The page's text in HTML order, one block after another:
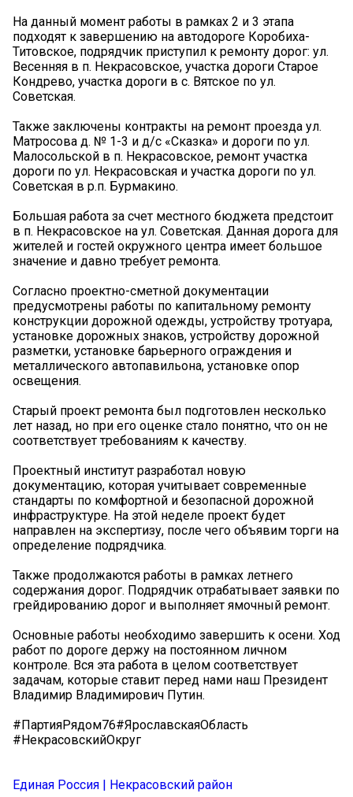
На данный момент работы в рамках 2 и 3 этапа
подходят к завершению на автодороге Коробиха-
Титовское, подрядчик приступил к ремонту дорог: ул.
Весенняя в п. Некрасовское, участка дороги Старое
Кондрево, участка дороги в с. Вятское по ул.
Советская.
Также заключены контракты на ремонт проезда ул.
Матросова д. № 1-3 и д/с «Сказка» и дороги по ул.
Малосольской в п. Некрасовское, ремонт участка
дороги по ул. Некрасовская и участка дороги по ул.
Советская в р.п. Бурмакино.
Большая работа за счет местного бюджета предстоит
в п. Некрасовское на ул. Советская. Данная дорога для
жителей и гостей окружного центра имеет большое
значение и давно требует ремонта.
Согласно проектно-сметной документации
предусмотрены работы по капитальному ремонту
конструкции дорожной одежды, устройству тротуара,
установке дорожных знаков, устройству дорожной
разметки, установке барьерного ограждения и
металлического автопавильона, установке опор
освещения.
Старый проект ремонта был подготовлен несколько
лет назад, но при его оценке стало понятно, что он не
соответствует требованиям к качеству.
Проектный институт разработал новую
документацию, которая учитывает современные
стандарты по комфортной и безопасной дорожной
инфраструктуре. На этой неделе проект будет
направлен на экспертизу, после чего объявим торги на
определение подрядчика.
Также продолжаются работы в рамках летнего
содержания дорог. Подрядчик отрабатывает заявки по
грейдированию дорог и выполняет ямочный ремонт.
Основные работы необходимо завершить к осени. Ход
работ по дороге держу на постоянном личном
контроле. Вся эта работа в целом соответствует
задачам, которые ставит перед нами наш Президент
Владимир Владимирович Путин.
#ПартияРядом76#ЯрославскаяОбласть
#НекрасовскийОкруг
Единая Россия | Некрасовский район